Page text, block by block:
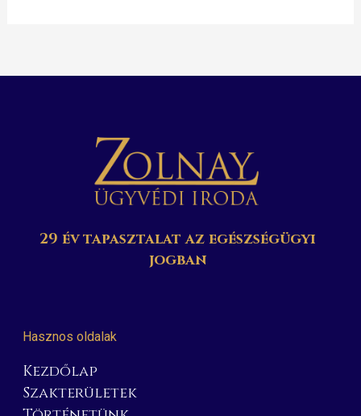
29 év tapasztalat az egészségügyi
jogban
Hasznos oldalak
Kezdőlap
Szakterületek